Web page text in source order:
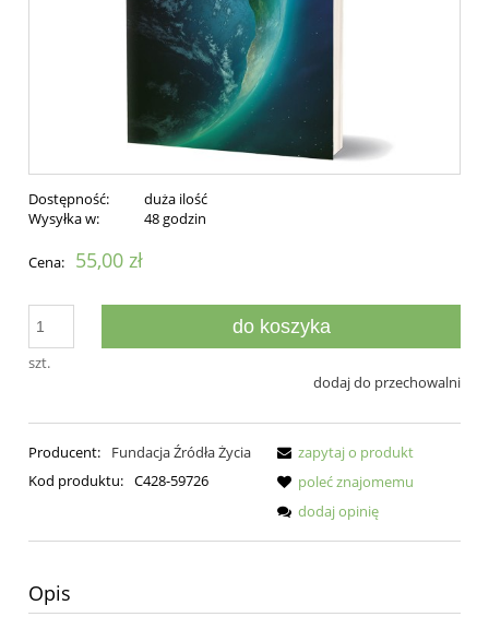
Dostępność:
duża ilość
Wysyłka w:
48 godzin
Cena: 55,00 zł
szt.
do koszyka
dodaj do przechowalni
Producent:
Fundacja Źródła Życia
Kod produktu: C428-59726
zapytaj o produkt
poleć znajomemu
dodaj opinię
Opis